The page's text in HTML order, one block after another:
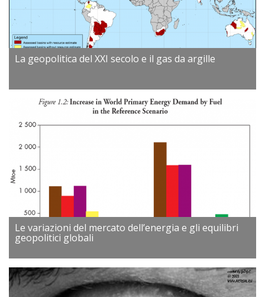
La geopolitica del XXI secolo e il gas da argille
Le variazioni del mercato dell’energia e gli equilibri
geopolitici globali